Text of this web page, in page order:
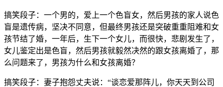
搞笑段子：一个男的，爱上一个色盲女，然后男孩的家人说色
盲是遗传病，坚决不同意，但最终男孩还是突破重重阻难和女
孩节结了婚，一年后，生下一个女儿，而很快，悲剧发生了，
女儿鉴定出是色盲，然后男孩就毅然决然的跟女孩离婚了，那
么问题来了，男孩为什么和女孩离婚？
搞笑段子：妻子抱怨丈夫说：“谈恋爱那阵儿，你天天到公司